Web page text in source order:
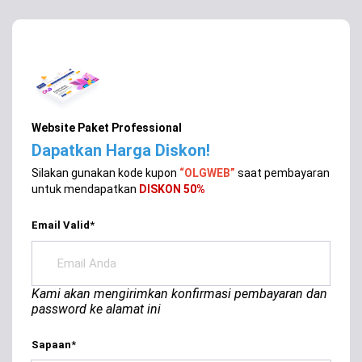
Website Paket Professional
Dapatkan Harga Diskon!
Silakan gunakan kode kupon “OLGWEB” saat pembayaran
untuk mendapatkan DISKON 50%
Email Valid*
Kami akan mengirimkan konfirmasi pembayaran dan
password ke alamat ini
Sapaan*